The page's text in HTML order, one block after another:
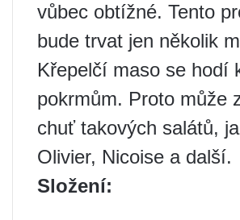
vůbec obtížné. Tento
bude trvat jen několik
Křepelčí maso se hodí
pokrmům. Proto může
chuť takových salátů,
Olivier, Nicoise a další.
Složení: